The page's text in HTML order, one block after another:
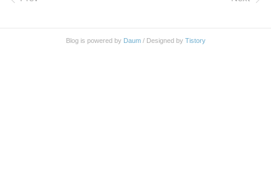
et.io 모듈을 이용해서 여러 브라우저에서 변화를 같
Blog is powered by Daum/ Designed by Tistory